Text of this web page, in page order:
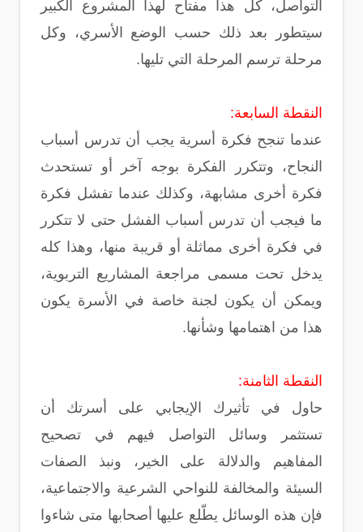
التواصل، كل هذا مفتاح لهذا المشروع الكبير
سيتطور بعد ذلك حسب الوضع الأسري، وكل
مرحلة ترسم المرحلة التي تليها.
النقطة السابعة:
عندما تنجح فكرة أسرية يجب أن تدرس أسباب
النجاح، وتتكرر الفكرة بوجه آخر أو تستحدث
فكرة أخرى مشابهة، وكذلك عندما تفشل فكرة
ما فيجب أن تدرس أسباب الفشل حتى لا تتكرر
في فكرة أخرى مماثلة أو قريبة منها، وهذا كله
يدخل تحت مسمى مراجعة المشاريع التربوية،
ويمكن أن يكون لجنة خاصة في الأسرة يكون
هذا من اهتمامها وشأنها.
النقطة الثامنة:
حاول في تأثيرك الإيجابي على أسرتك أن
تستثمر وسائل التواصل فيهم في تصحيح
المفاهيم والدلالة على الخير، ونبذ الصفات
السيئة والمخالفة للنواحي الشرعية والاجتماعية،
فإن هذه الوسائل يطّلع عليها أصحابها متى شاءوا